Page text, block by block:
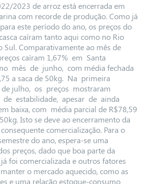
2023 de arroz está encerrada em
com recorde de produção. Como já
este período do ano, os preços do
caíram tanto aqui como no Rio
Sul. Comparativamente ao mês de
caíram 1,67% em Santa
mês de junho, com média fechada
a saca de 50kg. Na primeira
julho, os preços mostraram
de estabilidade, apesar de ainda
baixa, com média parcial de R$78,59
Isto se deve ao encerramento da
comercialização. Para o
do ano, espera-se uma
preços, dado que boa parte da
foi comercializada e outros fatores
o mercado aquecido, como as
e uma relação estoque-consumo